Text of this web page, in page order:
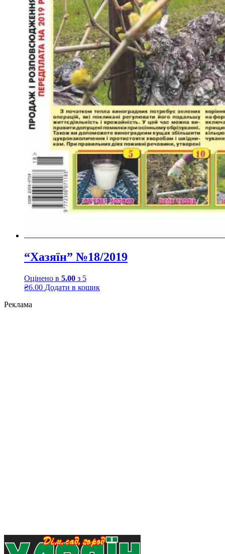
“Хазяїн” №18/2019
Оцінено в 5.00 з 5
₴6.00 Додати в кошик
Реклама